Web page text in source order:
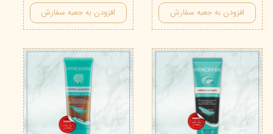
افزودن به جعبه سفارش افزودن به جعبه سفارش